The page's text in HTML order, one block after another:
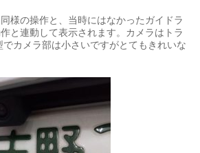
様の操作と、当時にはなかったガイドラ
と連動して表示されます。カメラはトラ
でカメラ部は小さいですがとてもきれいな